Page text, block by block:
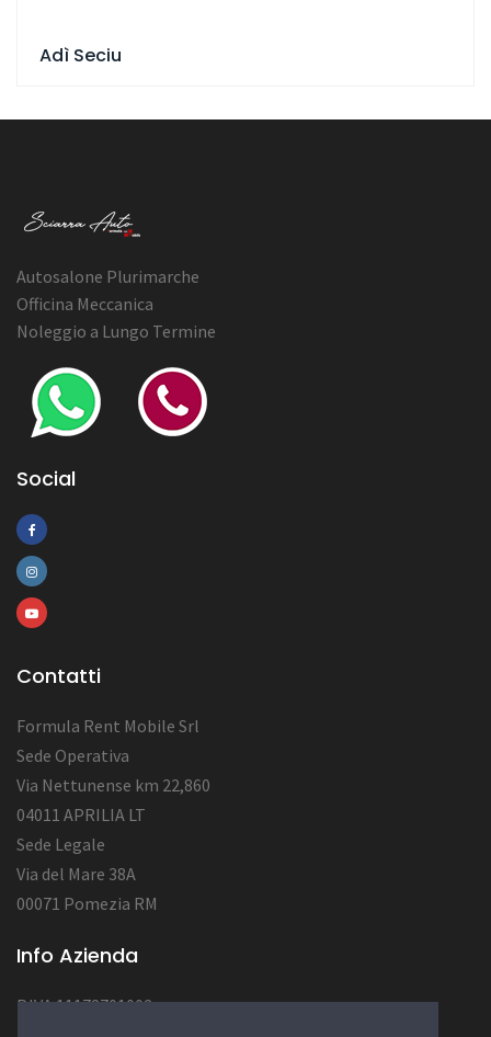
Adì Seciu
Autosalone Plurimarche
Officina Meccanica
Noleggio a Lungo Termine
Social
Contatti
Formula Rent Mobile Srl
Sede Operativa
Via Nettunense km 22,860
04011 APRILIA LT
Sede Legale
Via del Mare 38A
00071 Pomezia RM
Info Azienda
P.IVA 11172701002